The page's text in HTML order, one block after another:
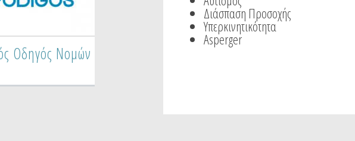
Διάσπαση Προσοχής
Υπερκινητικότητα
Asperger
Οδηγός Νομών